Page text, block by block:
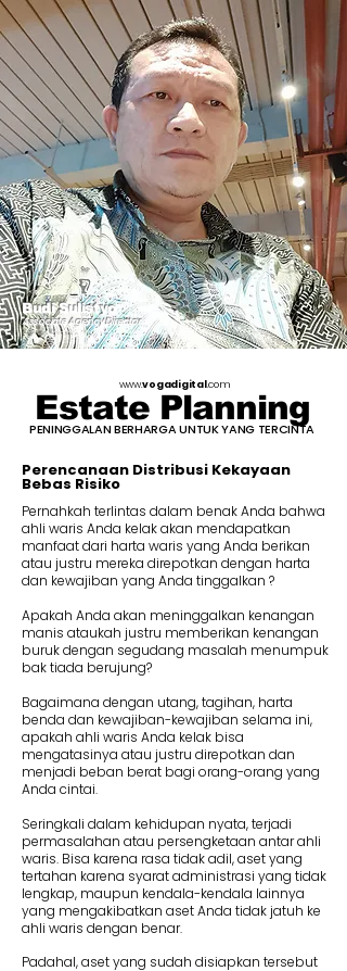
Associate Agency Director
Budi Sulistyo
Estate Planning
PENINGGALAN BERHARGA UNTUK YANG TERCINTA
www.vogadigital.com
Perencanaan Distribusi Kekayaan
Bebas Risiko
Pernahkah terlintas dalam benak Anda bahwa
ahli waris Anda kelak akan mendapatkan
manfaat dari harta waris yang Anda berikan
atau justru mereka direpotkan dengan harta
dan kewajiban yang Anda tinggalkan ?
Apakah Anda akan meninggalkan kenangan
manis ataukah justru memberikan kenangan
buruk dengan segudang masalah menumpuk
bak tiada berujung?
Bagaimana dengan utang, tagihan, harta
benda dan kewajiban-kewajiban selama ini,
apakah ahli waris Anda kelak bisa
mengatasinya atau justru direpotkan dan
menjadi beban berat bagi orang-orang yang
Anda cintai.
Seringkali dalam kehidupan nyata, terjadi
permasalahan atau persengketaan antar ahli
waris. Bisa karena rasa tidak adil, aset yang
tertahan karena syarat administrasi yang tidak
lengkap, maupun kendala-kendala lainnya
yang mengakibatkan aset Anda tidak jatuh ke
ahli waris dengan benar.
Padahal, aset yang sudah disiapkan tersebut